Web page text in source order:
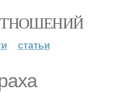
статьи